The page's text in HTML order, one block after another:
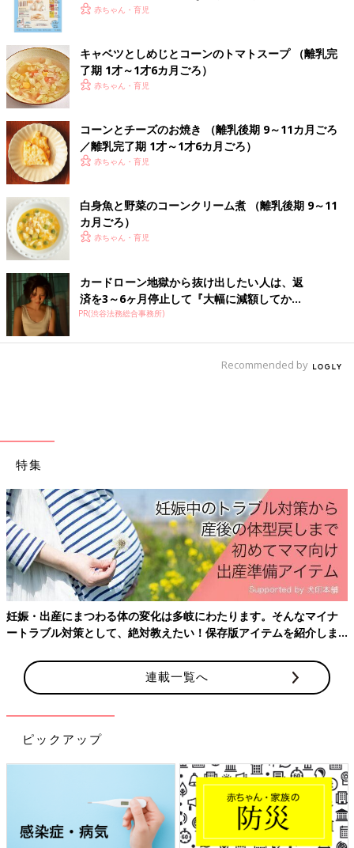
ろ
9～11ヶ月ごろから使える、米、めん、パンな
になる炭水化物のレシピをご紹介。ブロッコリ
ーとトマトのチキンピラフ
トマトソースのスパゲティ 作り方・レ
9～11ヶ月ごろから使える、米、めん、パンな
ど炭水化物を含む食材を使った、エネルギー源
になる炭水化物のレシピをご紹介。トマトソー
離乳食後期 9～11ヶ月・かみかみ期 の離乳食レシピをもっとみ
る
たまひよの離乳食の本
ムック たまひよブックス)
いっぱい！
赤ちゃん・育児
キャベツとしめじとコーンのトマトスープ （離乳完
了期 1才～1才6カ月ごろ）
赤ちゃん・育児
コーンとチーズのお焼き （離乳後期 9～11カ月ごろ
／離乳完了期 1才～1才6カ月ごろ）
赤ちゃん・育児
白身魚と野菜のコーンクリーム煮 （離乳後期 9～11
カ月ごろ）
赤ちゃん・育児
カードローン地獄から抜け出したい人は、返
済を3～6ヶ月停止して『大幅に減額してか...
PR(渋谷法務総合事務所)
Recommended by
特集
妊娠・出産にまつわる体の変化は多岐にわたります。そんなマイナ
ートラブル対策として、絶対教えたい！保存版アイテムを紹介しま
連載一覧へ
ピックアップ